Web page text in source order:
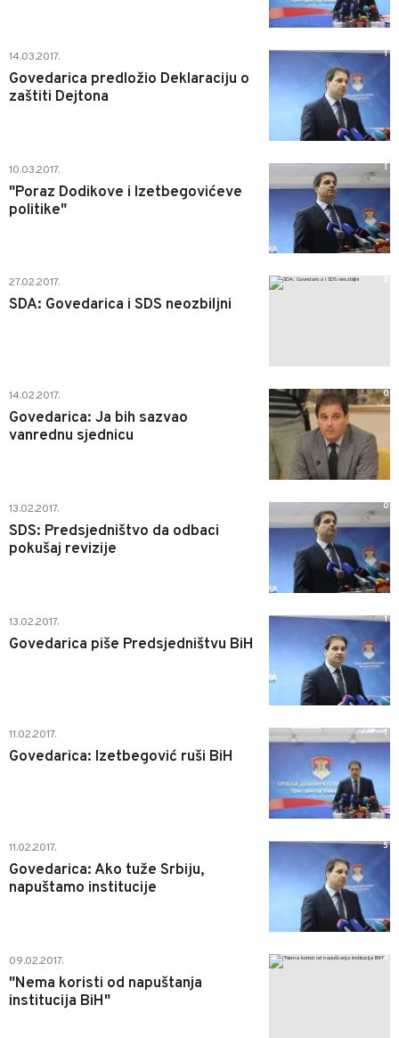
14.03.2017.
Govedarica predložio Deklaraciju o
zaštiti Dejtona
1
10.03.2017.
"Poraz Dodikove i Izetbegovićeve
politike"
1
27.02.2017.
SDA: Govedarica i SDS neozbiljni
0
14.02.2017.
Govedarica: Ja bih sazvao
vanrednu sjednicu
0
13.02.2017.
SDS: Predsjedništvo da odbaci
pokušaj revizije
0
13.02.2017.
Govedarica piše Predsjedništvu BiH
1
11.02.2017.
Govedarica: Izetbegović ruši BiH
1
11.02.2017.
Govedarica: Ako tuže Srbiju,
napuštamo institucije
5
09.02.2017.
"Nema koristi od napuštanja
institucija BiH"
4